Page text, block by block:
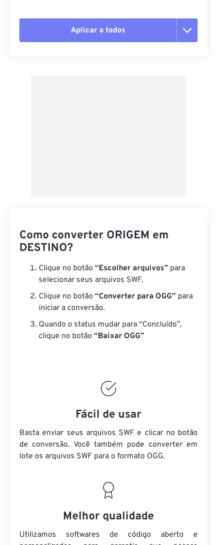
Aplicar a todos
Como converter ORIGEM em
DESTINO?
Clique no botão “Escolher arquivos” para
selecionar seus arquivos SWF.
Clique no botão “Converter para OGG” para
iniciar a conversão.
Quando o status mudar para “Concluído”,
clique no botão “Baixar OGG”
Fácil de usar
Basta enviar seus arquivos SWF e clicar no botão
de conversão. Você também pode converter em
lote os arquivos SWF para o formato OGG.
Melhor qualidade
Utilizamos softwares de código aberto e